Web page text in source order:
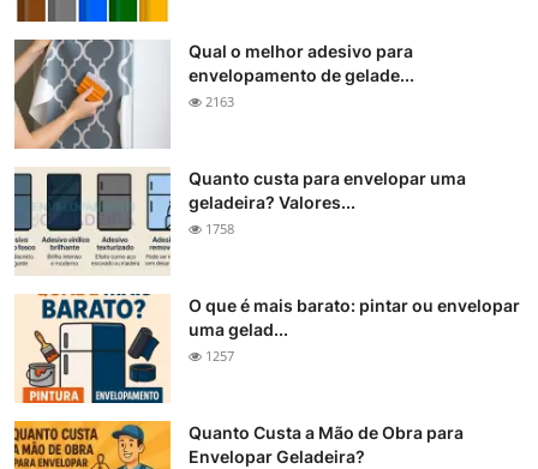
Qual o melhor adesivo para
envelopamento de gelade...
2163
Quanto custa para envelopar uma
geladeira? Valores...
1758
O que é mais barato: pintar ou envelopar
uma gelad...
1257
Quanto Custa a Mão de Obra para
Envelopar Geladeira?